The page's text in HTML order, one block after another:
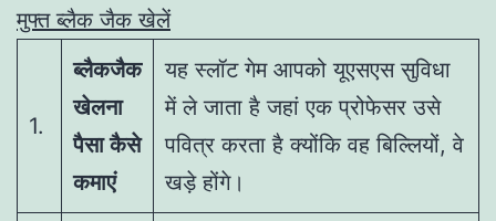
मुफ्त ब्लैक जैक खेलें
1.
ब्लैकजैक
खेलना
पैसा कैसे
कमाएं
यह स्लॉट गेम आपको यूएसएस सुविधा
में ले जाता है जहां एक प्रोफेसर उसे
पवित्र करता है क्योंकि वह बिल्लियों, वे
खड़े होंगे।